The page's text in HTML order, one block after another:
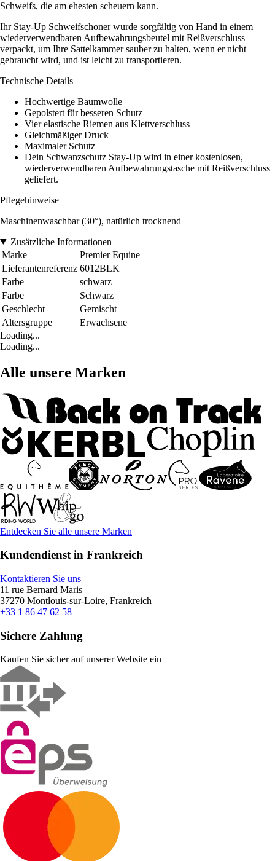
Schweifs, die am ehesten scheuern kann.
Ihr Stay-Up Schweifschoner wurde sorgfältig von Hand in einem
wiederverwendbaren Aufbewahrungsbeutel mit Reißverschluss
verpackt, um Ihre Sattelkammer sauber zu halten, wenn er nicht
gebraucht wird, und ist leicht zu transportieren.
Technische Details
Hochwertige Baumwolle
Gepolstert für besseren Schutz
Vier elastische Riemen aus Klettverschluss
Gleichmäßiger Druck
Maximaler Schutz
Dein Schwanzschutz Stay-Up wird in einer kostenlosen,
wiederverwendbaren Aufbewahrungstasche mit Reißverschluss
geliefert.
Pflegehinweise
Maschinenwaschbar (30°), natürlich trocknend
Zusätzliche Informationen
Marke
Premier Equine
Lieferantenreferenz 6012BLK
Farbe
schwarz
Farbe
Schwarz
Geschlecht
Gemischt
Altersgruppe
Erwachsene
Loading...
Loading...
Alle unsere Marken
Entdecken Sie alle unsere Marken
Kundendienst in Frankreich
Kontaktieren Sie uns
11 rue Bernard Maris
37270 Montlouis-sur-Loire, Frankreich
+33 1 86 47 62 58
Sichere Zahlung
Kaufen Sie sicher auf unserer Website ein